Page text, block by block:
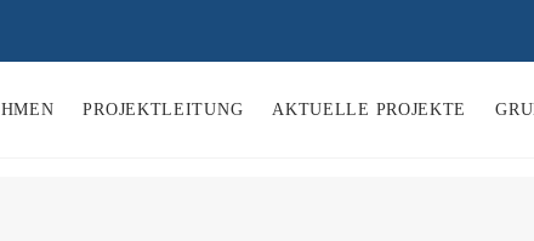
PROJEKTLEITUNG AKTUELLE PROJEKTE